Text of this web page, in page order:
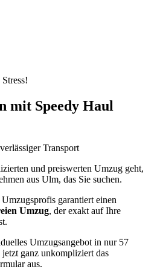
mit Speedy Haul
Transport
und preiswerten Umzug geht,
aus Ulm, das Sie suchen.
garantiert einen
Umzug, der exakt auf Ihre
Umzugsangebot in nur 57
ganz unkompliziert das
aus.